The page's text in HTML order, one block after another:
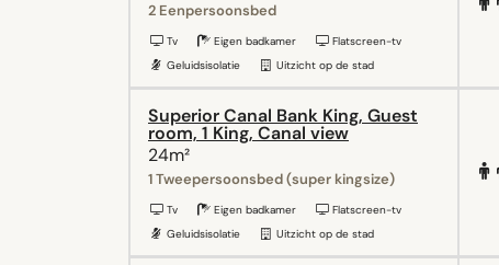
2 Eenpersoonsbed
Tv Eigen badkamer
Flatscreen-tv
Geluidsisolatie
Uitzicht op de stad
Superior Canal Bank King, Guest
room, 1 King, Canal view
24m²
1 Tweepersoonsbed (super kingsize)
Tv Eigen badkamer
Flatscreen-tv
Geluidsisolatie
Uitzicht op de stad